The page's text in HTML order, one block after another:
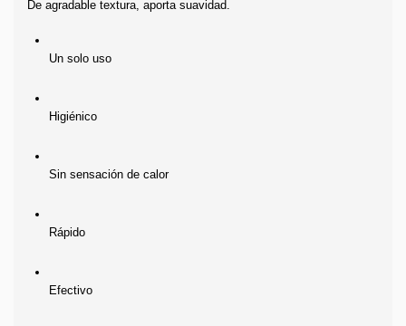
De agradable textura, aporta suavidad.
Un solo uso
Higiénico
Sin sensación de calor
Rápido
Efectivo